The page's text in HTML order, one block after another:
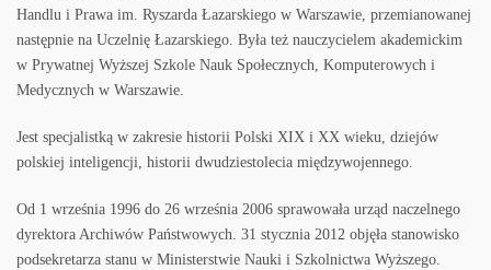
Handlu i Prawa im. Ryszarda Łazarskiego w Warszawie, przemianowanej
następnie na Uczelnię Łazarskiego. Była też nauczycielem akademickim
w Prywatnej Wyższej Szkole Nauk Społecznych, Komputerowych i
Medycznych w Warszawie.
Jest specjalistką w zakresie historii Polski XIX i XX wieku, dziejów
polskiej inteligencji, historii dwudziestolecia międzywojennego.
Od 1 września 1996 do 26 września 2006 sprawowała urząd naczelnego
dyrektora Archiwów Państwowych. 31 stycznia 2012 objęła stanowisko
podsekretarza stanu w Ministerstwie Nauki i Szkolnictwa Wyższego.